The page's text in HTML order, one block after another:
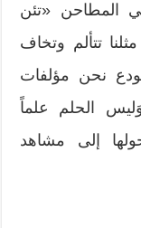
المطاحن «تئن
تتألم وتخاف
نحن مؤلفات
الحلم علماً
إلى مشاهد